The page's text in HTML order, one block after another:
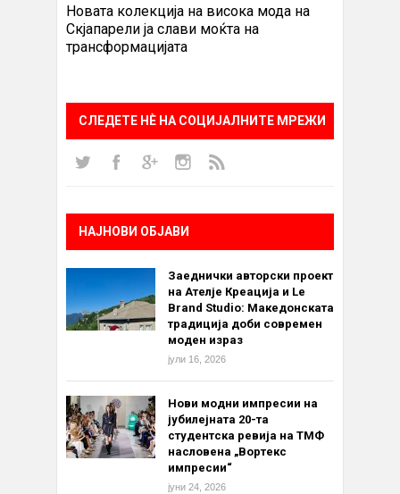
Новата колекција на висока мода на
Скјапарели ја слави моќта на
трансформацијата
СЛЕДЕТЕ НÈ НА СОЦИЈАЛНИТЕ МРЕЖИ
НАЈНОВИ ОБЈАВИ
Заеднички авторски проект
на Ателје Креација и Le
Brand Studio: Македонската
традиција доби современ
моден израз
јули 16, 2026
Нови модни импресии на
јубилејната 20-та
студентска ревија на ТМФ
насловена „Вортекс
импресии“
јуни 24, 2026